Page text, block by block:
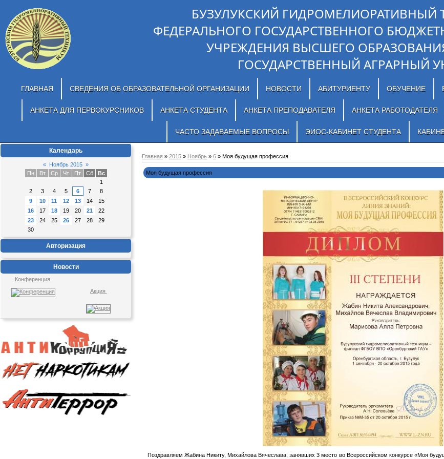
БУЗУЛУКСКИЙ ГИДРОМЕЛИОРАТИВНЫЙ
ФЕДЕРАЛЬНОГО ГОСУДАРСТВЕННОГО
УЧРЕЖДЕНИЯ ВЫСШЕГО
ГОСУДАРСТВЕННЫЙ АГРАРНЫЙ
ГЛАВНАЯ СВЕДЕНИЯ ОБ ОБРАЗОВАТЕЛЬНОЙ ОРГАНИЗАЦИИ НОВОСТИ АБИТУРИЕНТУ ОБУЧЕНИЕ
АНКЕТА ДЛЯ ПЕРВОКУРСНИКОВ АНКЕТА СТУДЕНТА АНКЕТА ПРЕПОДАВАТЕЛЯ АНКЕТА РАБОТОДАТЕЛЯ
ЧАСТО ЗАДАВАЕМЫЕ ВОПРОСЫ ЭИОС-КАБИНЕТ СТУДЕНТА
Календарь
« Ноябрь 2015 »
Пн
Вт Ср Чт Пт Сб
Вс
1
2
3 4 5 6 7
8
9
10 11 12 13 14
15
16
17 18 19 20 21
22
23
24 25 26 27 28
29
30
Авторизация
Новости
Конференция
Акция
Главная » 2015 » Ноябрь » 6 » Моя будущая профессия
Моя будущая профессия
Поздравляем Жабина Никиту, Михайлова Вячеслава, занявших 3 место во Всероссийском конкурсе «Моя